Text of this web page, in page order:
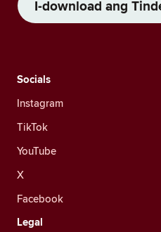
I-download ang
Socials
Instagram
TikTok
YouTube
X
Facebook
Legal